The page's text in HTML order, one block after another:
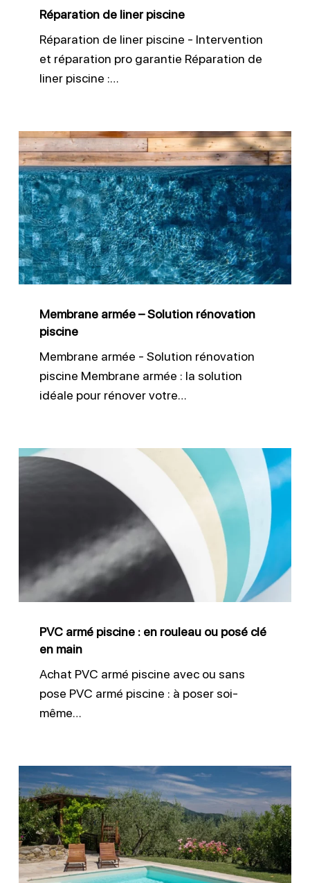
Réparation de liner piscine
Réparation de liner piscine - Intervention
et réparation pro garantie Réparation de
liner piscine :…
Membrane
armée
–
Solution
rénovation
piscine
Membrane armée – Solution rénovation
piscine
Membrane armée - Solution rénovation
piscine Membrane armée : la solution
idéale pour rénover votre…
PVC
armé
rouleau
ou
main
PVC armé piscine : en rouleau ou posé clé
en main
Achat PVC armé piscine avec ou sans
pose PVC armé piscine : à poser soi-
même…
Changer
le
liner
d’une
piscine